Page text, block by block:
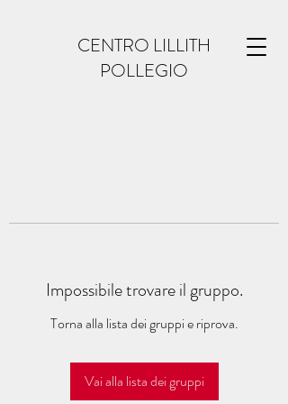
CENTRO LILLITH
POLLEGIO
Impossibile trovare il gruppo.
Torna alla lista dei gruppi e riprova.
Vai alla lista dei gruppi